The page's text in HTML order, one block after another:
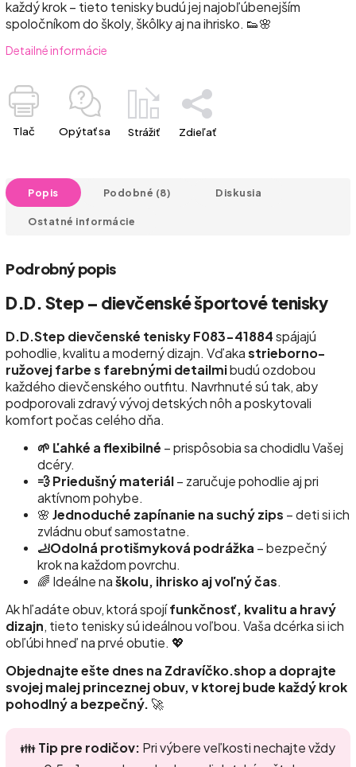
každý krok – tieto tenisky budú jej najobľúbenejším
spoločníkom do školy, škôlky aj na ihrisko. 👟🌸
Detailné informácie
Tlač Opýtať sa Strážiť Zdieľať
Popis Podobné (8) Diskusia
Ostatné informácie
Podrobný popis
D.D. Step – dievčenské športové tenisky
D.D.Step dievčenské tenisky F083-41884spájajú
pohodlie, kvalitu a moderný dizajn. Vďakastrieborno-
ružovej farbe s farebnými detailmibudú ozdobou
každého dievčenského outfitu. Navrhnuté sú tak, aby
podporovali zdravý vývoj detských nôh a poskytovali
komfort počas celého dňa.
🌱 Ľahké a flexibilné – prispôsobia sa chodidlu Vašej
dcéry.
💨 Priedušný materiál– zaručuje pohodlie aj pri
aktívnom pohybe.
🌸 Jednoduché zapínanie na suchý zips – deti si ich
zvládnu obuť samostatne.
🦶Odolná protišmyková podrážka – bezpečný
krok na každom povrchu.
🌈 Ideálne naškolu, ihrisko aj voľný čas.
Ak hľadáte obuv, ktorá spojífunkčnosť, kvalitu a hravý
dizajn, tieto tenisky sú ideálnou voľbou. Vaša dcérka si ich
obľúbi hneď na prvé obutie. 💖
Objednajte ešte dnes na Zdravíčko.shop a doprajte
svojej malej princeznej obuv, v ktorej bude každý krok
pohodlný a bezpečný. 🚀
👪Tip pre rodičov: Pri výbere veľkosti nechajte vždy